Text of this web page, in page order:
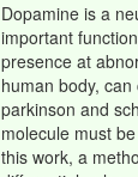
Dopamine is a
important
presence at
human body,
parkinson and
molecule must
this work, a